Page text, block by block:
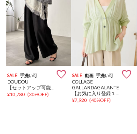
SALE 手洗い可 
DOUDOU
¥10,780 (30%OFF)
SALE 動画 手洗い可 
COLLAGE
GALLARDAGALANTE
¥7,920 (40%OFF)